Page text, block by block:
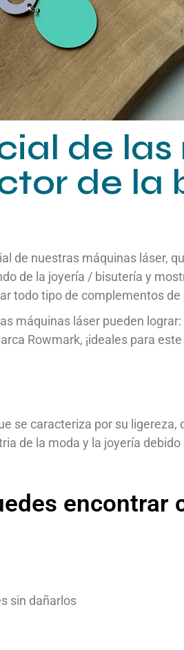
de
de la
de nuestras máquinas láser,
de la joyería / bisutería y
todo tipo de complementos
máquinas láser pueden
Rowmark, ¡ideales para
se caracteriza por su
de la moda y la joyería
encontrar
sin dañarlos